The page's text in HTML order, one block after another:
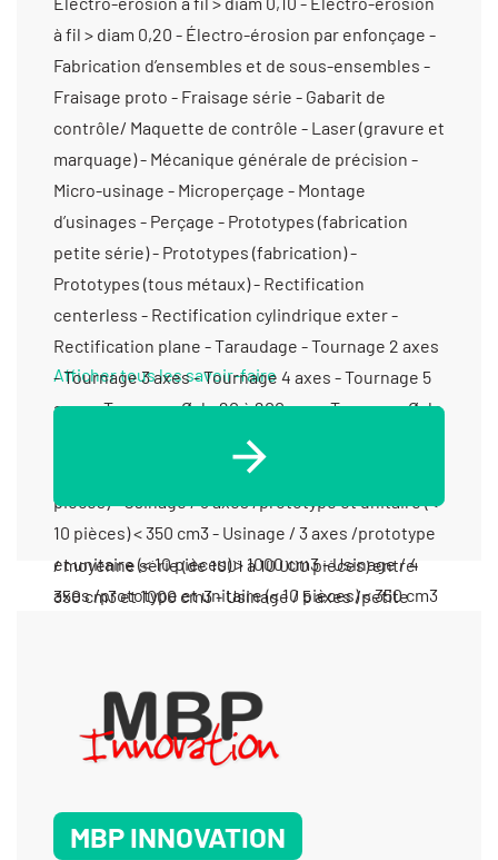
à fil > diam 0,20 - Électro-érosion par enfonçage -
Fabrication d’ensembles et de sous-ensembles -
Fraisage proto - Fraisage série - Gabarit de
contrôle/ Maquette de contrôle - Laser (gravure et
marquage) - Mécanique générale de précision -
Micro-usinage - Microperçage - Montage
d’usinages - Perçage - Prototypes (fabrication
petite série) - Prototypes (fabrication) -
Prototypes (tous métaux) - Rectification
centerless - Rectification cylindrique exter -
Rectification plane - Taraudage - Tournage 2 axes
- Tournage 3 axes - Tournage 4 axes - Tournage 5
axes - Tournage Ø de 20 à 200 mm - Tournage Ø de
201 à 400 mm - Tournage petite série (de 11 à 1000
pièces) - Tournage prototype et unitaire (< 10
pièces) - Usinage / 3 axes /prototype et unitaire (<
10 pièces) < 350 cm3 - Usinage / 3 axes /prototype
et unitaire (< 10 pièces) > 1000 cm3 - Usinage / 4
axes /prototype et unitaire (< 10 pièces) < 350 cm3
et unitaire (< 10 pièces) entre 350 cm3 et 1000 cm3
- Usinage / 5 axes /prototype et unitaire (< 10
pièces) < 350 cm3 - Usinage / 5 axes /prototype et
communs
Afficher tous les savoir-faire
MBP INNOVATION